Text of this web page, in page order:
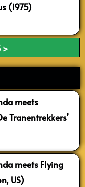
(1975)
>
meets
Tranentrekkers’
meets Flying
US)